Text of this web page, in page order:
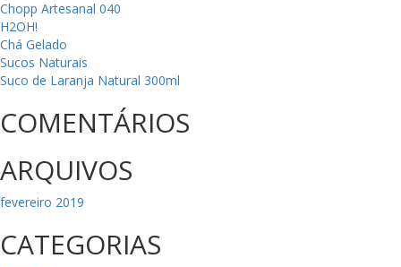
Chopp Artesanal 040
H2OH!
Chá Gelado
Sucos Naturais
Suco de Laranja Natural 300ml
COMENTÁRIOS
ARQUIVOS
fevereiro 2019
CATEGORIAS